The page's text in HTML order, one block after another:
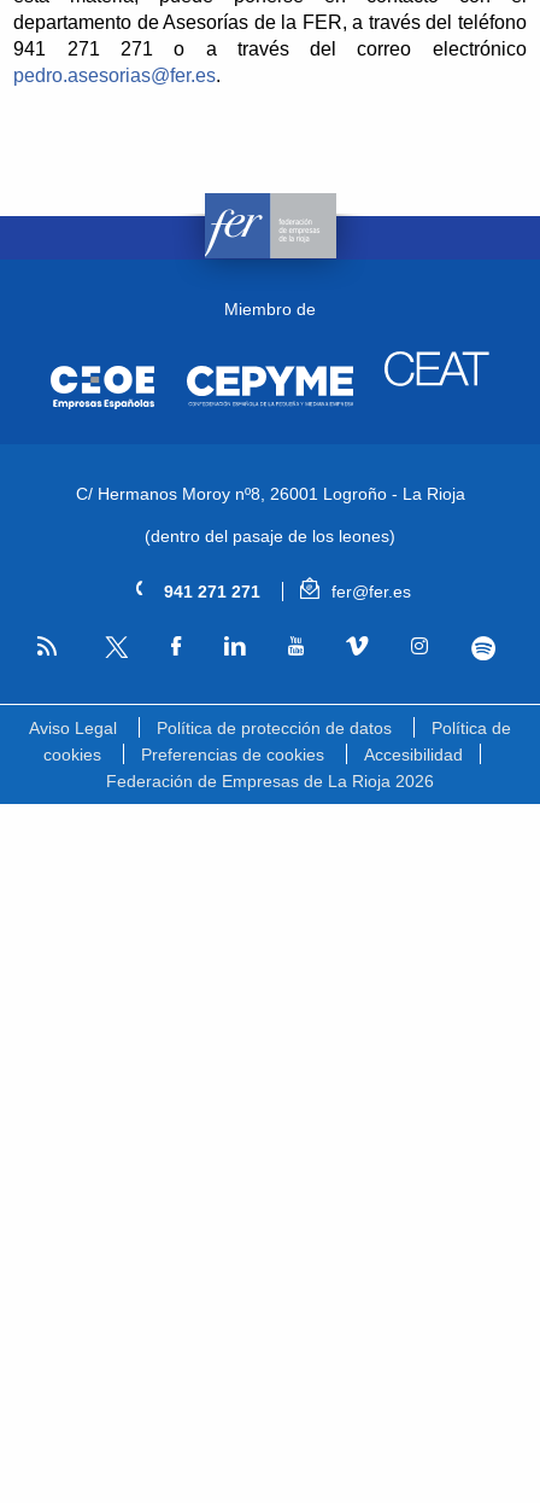
departamento de Asesorías de la FER, a través del teléfono
941 271 271 o a través del correo electrónico
pedro.asesorias@fer.es.
Miembro de
C/ Hermanos Moroy nº8, 26001 Logroño - La Rioja
(dentro del pasaje de los leones)
941 271 271 fer@fer.es
RSS
Aviso Legal Política de protección de datos
Política de
cookies
Preferencias de cookies
Accesibilidad
Federación de Empresas de La Rioja 2026